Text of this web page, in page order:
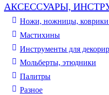
АКСЕССУАРЫ,
Ножи, ножницы,
Мастихины
Инструменты для
Мольберты, этюдники
Палитры
Разное